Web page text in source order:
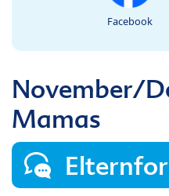
Facebook
November/
Mamas